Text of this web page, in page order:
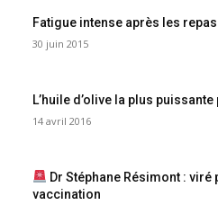
Fatigue intense après les repas
30 juin 2015
L’huile d’olive la plus
14 avril 2016
Dr Stéphane Résimont :
vaccination